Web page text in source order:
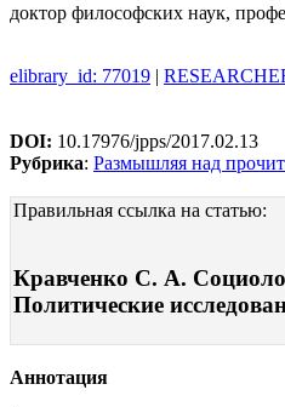
доктор философских наук,
elibrary_id: 77019 |
DOI: 10.17976/jpps/2017.02.13
Рубрика: Размышляя над
Правильная ссылка на статью:
Кравченко С. А.
Политические
Аннотация